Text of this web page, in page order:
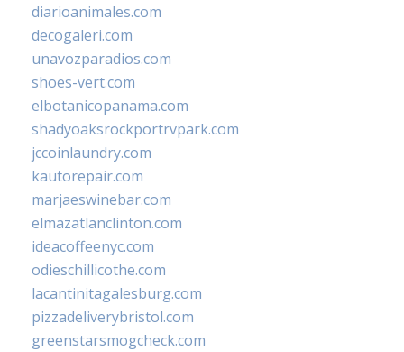
diarioanimales.com
decogaleri.com
unavozparadios.com
shoes-vert.com
elbotanicopanama.com
shadyoaksrockportrvpark.com
jccoinlaundry.com
kautorepair.com
marjaeswinebar.com
elmazatlanclinton.com
ideacoffeenyc.com
odieschillicothe.com
lacantinitagalesburg.com
pizzadeliverybristol.com
greenstarsmogcheck.com